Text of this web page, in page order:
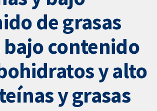
de grasas
contenido
y alto
y grasas